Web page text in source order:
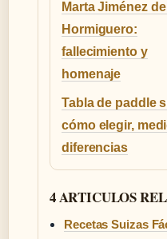
Marta Jiménez de
Hormiguero:
fallecimiento y
homenaje
Tabla de paddle
cómo elegir,
diferencias
4 ARTICULOS
Recetas Suizas